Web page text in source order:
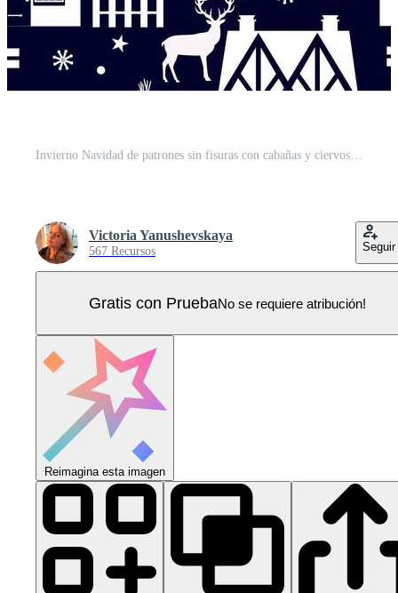
Invierno Navidad de patrones sin fisuras con cabañas y ciervos Vector Pro
Victoria Yanushevskaya
567 Recursos Seguir
Gratis con PruebaNo se requiere atribución!
Reimagina esta imagen